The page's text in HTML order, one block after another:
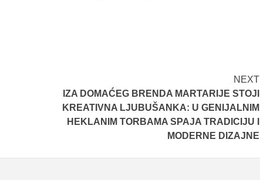
NEXT
IZA DOMAĆEG BRENDA MARTARIJE STOJI
KREATIVNA LJUBUŠANKA: U GENIJALNIM
HEKLANIM TORBAMA SPAJA TRADICIJU I
MODERNE DIZAJNE